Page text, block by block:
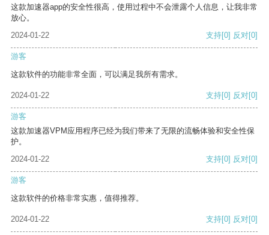
这款加速器app的安全性很高，使用过程中不会泄露个人信息，让我非常
放心。
2024-01-22
支持[0] 反对[0]
游客
这款软件的功能非常全面，可以满足我所有需求。
2024-01-22 支持[0] 反对[0]
游客
这款加速器VPM应用程序已经为我们带来了无限的流畅体验和安全性保
护。
2024-01-22
支持[0] 反对[0]
游客
这款软件的价格非常实惠，值得推荐。
2024-01-22 支持[0] 反对[0]